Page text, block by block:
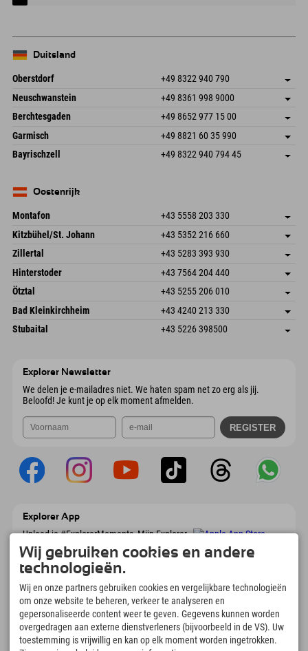
Duitsland
Oberstdorf +49 8322 940 790
An der Breitach 3
Duitsland
Adres opslaan
Booking
Neuschwanstein +49 8361 998 9000
An der Riese 45
87484 Nesselwang im Allgäu
Duitsland
Adres opslaan
Booking
Berchtesgaden +49 8652 977 15 00
Hofreitstr. 7
Duitsland
Adres opslaan
Booking
Garmisch +49 8821 60 35 990
Frickenstraße 22
82490 Farchant
Adres opslaan
Bayrischzell +49 8322 940 794 45
Duitsland
Oostenrijk
Montafon +43 5558 203 330
Dorfstr. 127b
6793 Gaschurn/Montafon
Oostenrijk
Adres opslaan
Booking
Kitzbühel/St. Johann +43 5352 216 660
Speckbacherstraße 87
Oostenrijk
Adres opslaan
Booking
Zillertal +43 5283 393 930
Schmiedau 2
Oostenrijk
Adres opslaan
Booking
Hinterstoder +43 7564 204 440
Freizeitpark 10
Oostenrijk
Adres opslaan
Booking
Ötztal +43 5255 206 010
Gscheat 14
Oostenrijk
Adres opslaan
Booking
Bad Kleinkirchheim +43 4240 213 330
Dorfstraße 24
Adres opslaan
Stubaital +43 5226 398500
Explorer Newsletter
We delen je e-mailadres niet. We haten spam net zo erg als jij.
Beloofd! Je kunt je op elk moment afmelden.
Explorer App
Upload je #ExplorerMoments, Mijn Explorer
To Go met een boekingsoverzicht, bucketlist,
restaurantoverzicht en nog veel meer.
Download nu!
Tijd voor ontdekkingsmomenten
166
Bergmeren en
avonturenzwembaden
4.634km
Pistes voor skiën en
snowboarden
Wij gebruiken cookies en andere
technologieën.
Wij en onze partners gebruiken cookies en vergelijkbare technologieën
om onze website te beheren, verkeer te analyseren en
gepersonaliseerde content weer te geven. Gegevens kunnen worden
overgedragen aan externe dienstverleners (bijvoorbeeld in de VS). Uw
toestemming is vrijwillig en kan op elk moment worden ingetrokken.